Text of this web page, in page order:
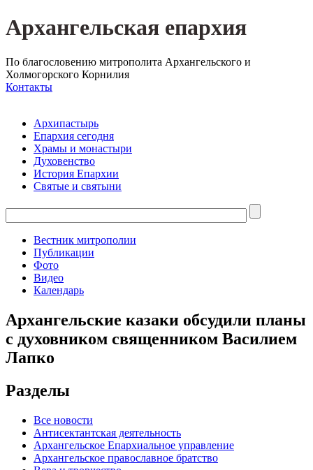
Архангельская епархия
По благословению митрополита Архангельского и
Холмогорского Корнилия
Контакты
Архипастырь
Епархия сегодня
Храмы и монастыри
Духовенство
История Епархии
Святые и святыни
Вестник митрополии
Публикации
Фото
Видео
Календарь
Архангельские казаки обсудили планы
с духовником священником Василием
Лапко
Разделы
Все новости
Антисектантская деятельность
Архангельское Епархиальное управление
Архангельское православное братство